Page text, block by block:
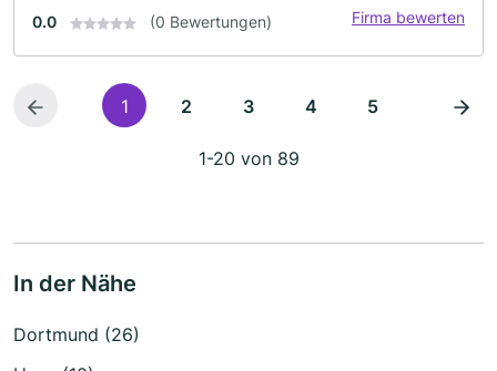
0.0 (0 Bewertungen) Firma bewerten
1 2 3 4 5
1-20 von 89
In der Nähe
Dortmund (26)